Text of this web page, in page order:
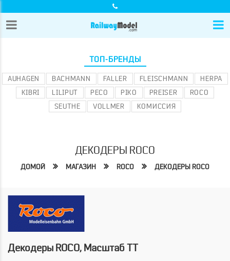
ТОП-БРЕНДЫ
AUHAGEN BACHMANN FALLER FLEISCHMANN
HERPA
KIBRI
LILIPUT PECO PIKO PREISER
ROCO
SEUTHE
VOLLMER КОМИССИЯ
ДЕКОДЕРЫ ROCO
ДОМОЙ МАГАЗИН ROCO ДЕКОДЕРЫ ROCO
Декодеры ROCO, Масштаб TT